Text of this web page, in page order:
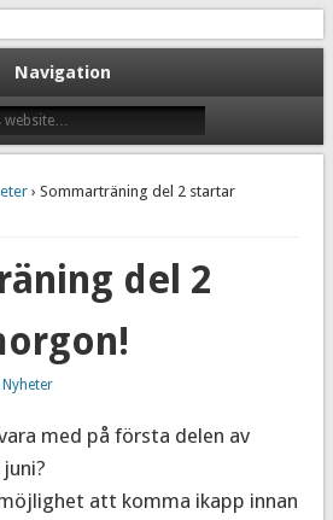
IF
Navigation
› Sommarträning del 2 startar
del 2
Nyheter
med på första delen av
att komma ikapp innan